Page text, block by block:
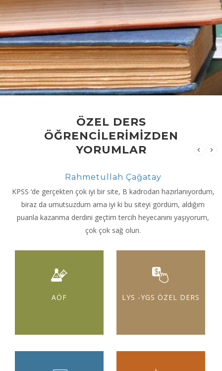
ÖZEL DERS
ÖĞRENCİLERİMİZDEN
YORUMLAR
Rahmetullah Çağatay
KPSS ‘de gerçekten çok iyi bir site, B kadrodan hazırlanıyordum,
biraz da umutsuzdum ama iyi ki bu siteyi gördüm, aldığım
puanla kazanma derdini geçtim tercih heyecanını yaşıyorum,
çok çok sağ olun.
AÖF LYS -YGS ÖZEL DERS